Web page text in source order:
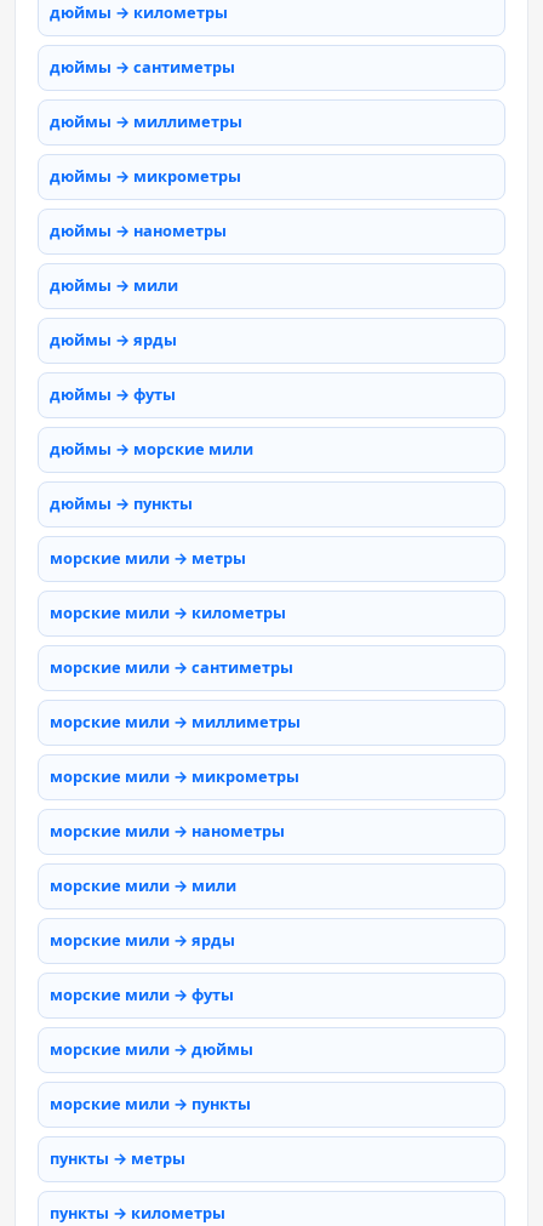
дюймы → километры
дюймы → сантиметры
дюймы → миллиметры
дюймы → микрометры
дюймы → нанометры
дюймы → мили
дюймы → ярды
дюймы → футы
дюймы → морские мили
дюймы → пункты
морские мили → метры
морские мили → километры
морские мили → сантиметры
морские мили → миллиметры
морские мили → микрометры
морские мили → нанометры
морские мили → мили
морские мили → ярды
морские мили → футы
морские мили → дюймы
морские мили → пункты
пункты → метры
пункты → километры